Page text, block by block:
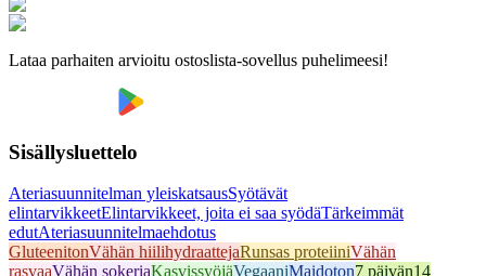
Lataa parhaiten arvioitu ostoslista-sovellus puhelimeesi!
Sisällysluettelo
Ateriasuunnitelman yleiskatsausSyötävät
elintarvikkeetElintarvikkeet, joita ei saa syödäTärkeimmät
edutAteriasuunnitelmaehdotus
GluteenitonVähän hiilihydraattejaRunsas proteiiniVähän
rasvaaVähän sokeriaKasvissyöjäVegaaniMaidoton7 päivän14